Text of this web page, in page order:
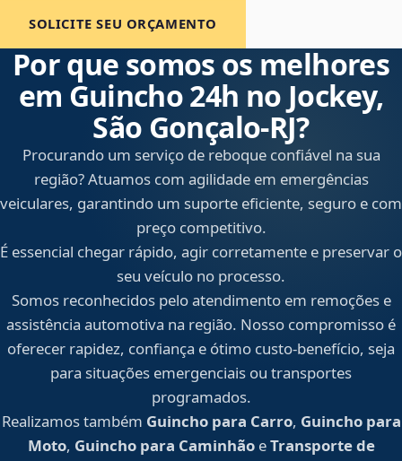
SOLICITE SEU ORÇAMENTO
Por que somos os melhores
em Guincho 24h no Jockey,
São Gonçalo‑RJ?
Procurando um serviço de reboque confiável na sua
região? Atuamos com agilidade em emergências
veiculares, garantindo um suporte eficiente, seguro e com
preço competitivo.
É essencial chegar rápido, agir corretamente e preservar o
seu veículo no processo.
Somos reconhecidos pelo atendimento em remoções e
assistência automotiva na região. Nosso compromisso é
oferecer rapidez, confiança e ótimo custo-benefício, seja
para situações emergenciais ou transportes
programados.
Realizamos também Guincho para Carro, Guincho para
Moto, Guincho para CaminhãoeTransporte de